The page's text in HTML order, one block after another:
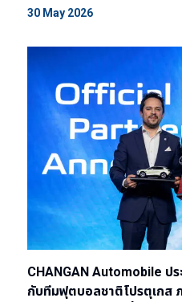
30 May 2026
CHANGAN Automobile ป
กับทีมฟุตบอลชาติโปรตุเกส